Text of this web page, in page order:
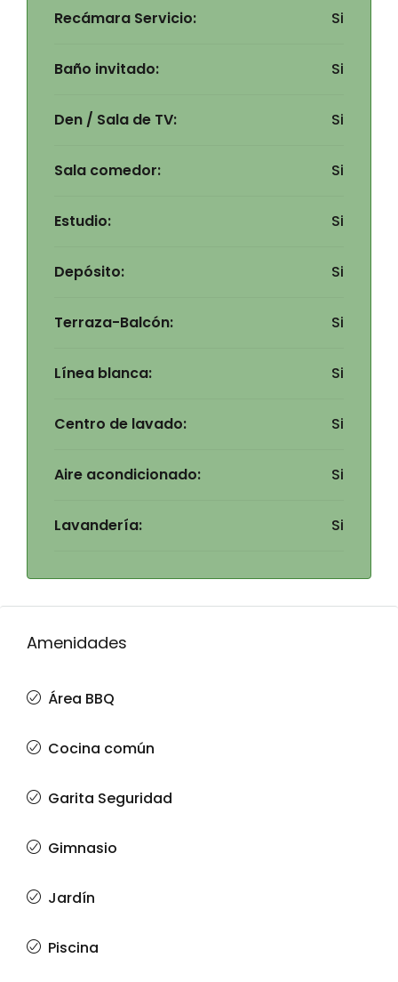
Recámara Servicio: Si
Baño invitado: Si
Den / Sala de TV: Si
Sala comedor: Si
Estudio: Si
Depósito: Si
Terraza-Balcón: Si
Línea blanca: Si
Centro de lavado: Si
Aire acondicionado: Si
Lavandería: Si
Amenidades
Área BBQ
Cocina común
Garita Seguridad
Gimnasio
Jardín
Piscina